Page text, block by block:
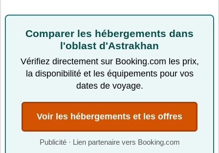
Comparer les hébergements dans
l'oblast d'Astrakhan
Vérifiez directement sur Booking.com les prix,
la disponibilité et les équipements pour vos
dates de voyage.
Voir les hébergements et les offres
Publicité · Lien partenaire vers Booking.com